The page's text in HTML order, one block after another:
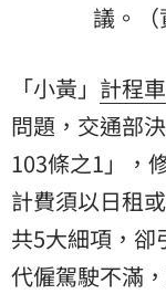
議。（
「小黃」 計程車
問題，交通部
103條之1」，
計費須以日租
共5大細項，
代僱駕駛不滿